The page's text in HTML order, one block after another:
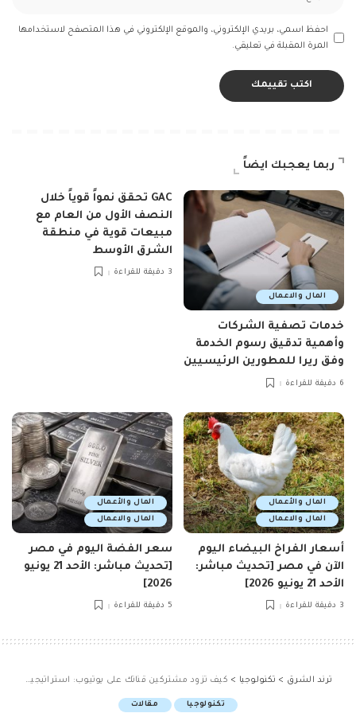
احفظ اسمي، بريدي الإلكتروني، والموقع الإلكتروني في هذا المتصفح لاستخدامها
المرة المقبلة في تعليقي.
ربما يعجبك ايضاً
المال والاعمال
خدمات تصفية الشركات
وأهمية تدقيق رسوم الخدمة
وفق ريرا للمطورين الرئيسيين
6 دقيقة للقراءة
GAC تحقق نمواً قوياً خلال
النصف الأول من العام مع
مبيعات قوية في منطقة
الشرق الأوسط
3 دقيقة للقراءة
المال والأعمال
المال والاعمال
أسعار الفراخ البيضاء اليوم
الآن في مصر [تحديث مباشر:
الأحد 21 يونيو 2026]
3 دقيقة للقراءة
المال والأعمال
المال والاعمال
سعر الفضة اليوم في مصر
[تحديث مباشر: الأحد 21 يونيو
2026]
5 دقيقة للقراءة
ترند الشرق > تكنولوجيا > كيف تزود مشتركين قناتك على يوتيوب: استراتيجيات فعّالة للنمو والنجاح
تكنولوجيا مقالات